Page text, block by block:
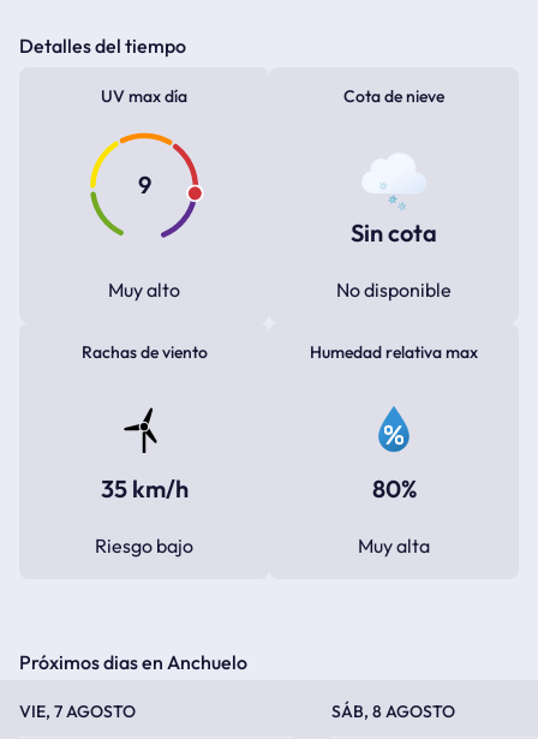
Detalles del tiempo
UV max día
9
Muy alto
Cota de nieve
Sin cota
No disponible
Rachas de viento
35 km/h
Riesgo bajo
Humedad relativa max
80%
Muy alta
Próximos dias en Anchuelo
VIE, 7 AGOSTO SÁB, 8 AGOSTO